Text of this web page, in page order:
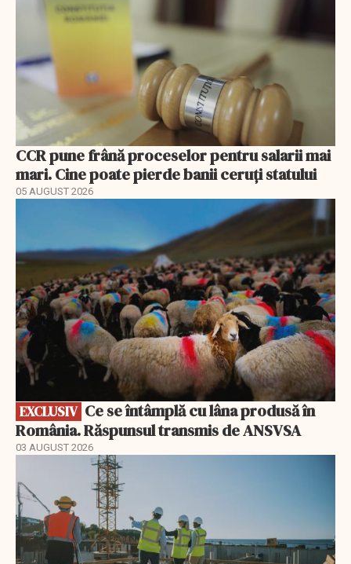
CCR pune frână proceselor pentru salarii mai
mari. Cine poate pierde banii ceruți statului
05 AUGUST 2026
EXCLUSIV
România. Răspunsul transmis de ANSVSA
03 AUGUST 2026